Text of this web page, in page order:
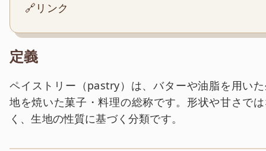
🔗リンク
定義
ペイストリー（pastry）は、バターや油脂を用い
地を焼いた菓子・料理の総称です。形状や甘さで
く、生地の性質に基づく分類です。